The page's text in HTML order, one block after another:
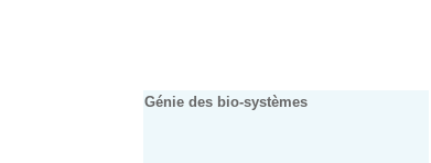
Génie des bio-systèmes